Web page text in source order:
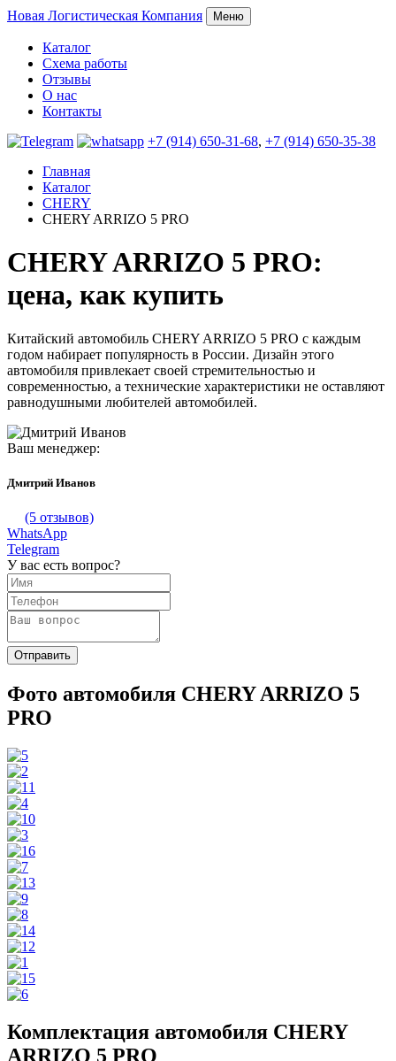
Новая Логистическая Компания Меню
Каталог
Схема работы
Отзывы
О нас
Контакты
+7 (914) 650-31-68, +7 (914) 650-35-38
Главная
Каталог
CHERY
CHERY ARRIZO 5 PRO
CHERY ARRIZO 5 PRO:
цена, как купить
Китайский автомобиль CHERY ARRIZO 5 PRO с каждым
годом набирает популярность в России. Дизайн этого
автомобиля привлекает своей стремительностью и
современностью, а технические характеристики не оставляют
равнодушными любителей автомобилей.
Ваш менеджер:
Дмитрий Иванов
(5 отзывов)
WhatsApp
Telegram
У вас есть вопрос?
Фото автомобиля CHERY ARRIZO 5
PRO
Комплектация автомобиля CHERY
ARRIZO 5 PRO